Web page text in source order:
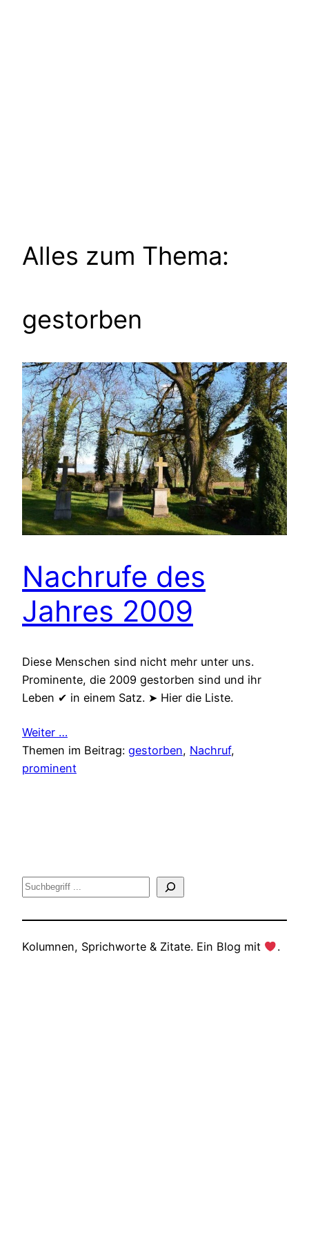
Alles zum Thema:
gestorben
Nachrufe des
Jahres 2009
Diese Menschen sind nicht mehr unter uns.
Prominente, die 2009 gestorben sind und ihr
Leben ✔ in einem Satz. ➤ Hier die Liste.
Weiter …
Themen im Beitrag: gestorben, Nachruf
prominent
Suche
Kolumnen, Sprichworte & Zitate. Ein Blog mit .